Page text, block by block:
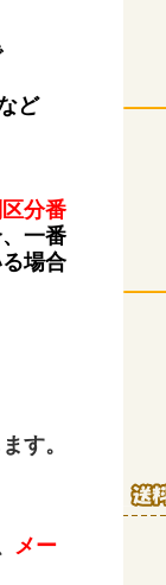
ど
分番
一番
場合
す。
メー